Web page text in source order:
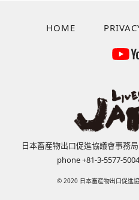
HOME
日本畜産物出口促進協議會事務
phone +81-3-5577-
© 2020 日本畜産物出口促進